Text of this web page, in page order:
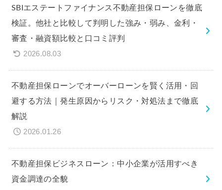
SBIエステートファイナンス不動産担保ローンを徹底
検証。他社と比較して判明した強み・弱み、金利・
審査・融資額比較と口コミ評判
2026.08.03
不動産担保ローンでオーバーローンを賢く活用・回
避する方法｜発生原因からリスク・対処法まで徹底
解説
2026.01.26
不動産担保ビジネスローン：中小企業が活用すべき
資金調達の全貌